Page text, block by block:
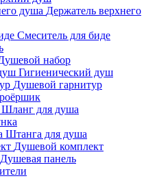
Держатель верхнего
Смеситель для биде
набор
Гигиенический душ
Душевой гарнитур
Шланг для душа
Штанга для душа
Душевой комплект
Душевая панель